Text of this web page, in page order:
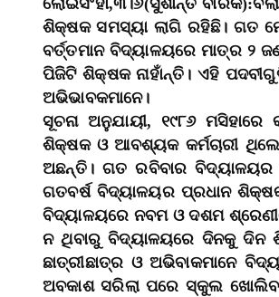
ଲୋଇସିଂହା,୩।୬(ସୁଶାନ୍ତ
ଶିକ୍ଷକ ସମସ୍ୟା ଲାଗି ରହିଛି। ଗତ
ବର୍ତ୍ତମାନ ବିଦ୍ୟାଳୟରେ ମାତ୍ର ୨
ପିଜିଟି ଶିକ୍ଷକ ନାହାଁନ୍ତି। ଏହି
ଅଭିଭାବକମାନେ।
ସୂଚନା ଅନୁଯାୟୀ, ୧୯୮୬
ଶିକ୍ଷକ ଓ ଆବଶ୍ୟକ କର୍ମଚାରୀ
ଅଛନ୍ତି। ଗତ ରବିବାର
ଗତବର୍ଷ ବିଦ୍ୟାଳୟର ପ୍ରଧାନ
ବିଦ୍ୟାଳୟରେ ନବମ ଓ ଦଶମ
ନ ଥିବାରୁ ବିଦ୍ୟାଳୟରେ ଦିନକୁ
ଛାତ୍ରୀଛାତ୍ର ଓ ଅଭିବାକମାନେ
ଅବକାଶ ସରିଲା ପରେ ସ୍କୁଲ